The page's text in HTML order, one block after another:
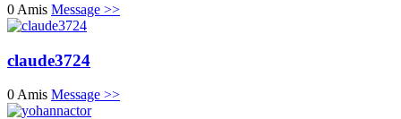
0 Amis Message >>
claude3724
0 Amis Message >>